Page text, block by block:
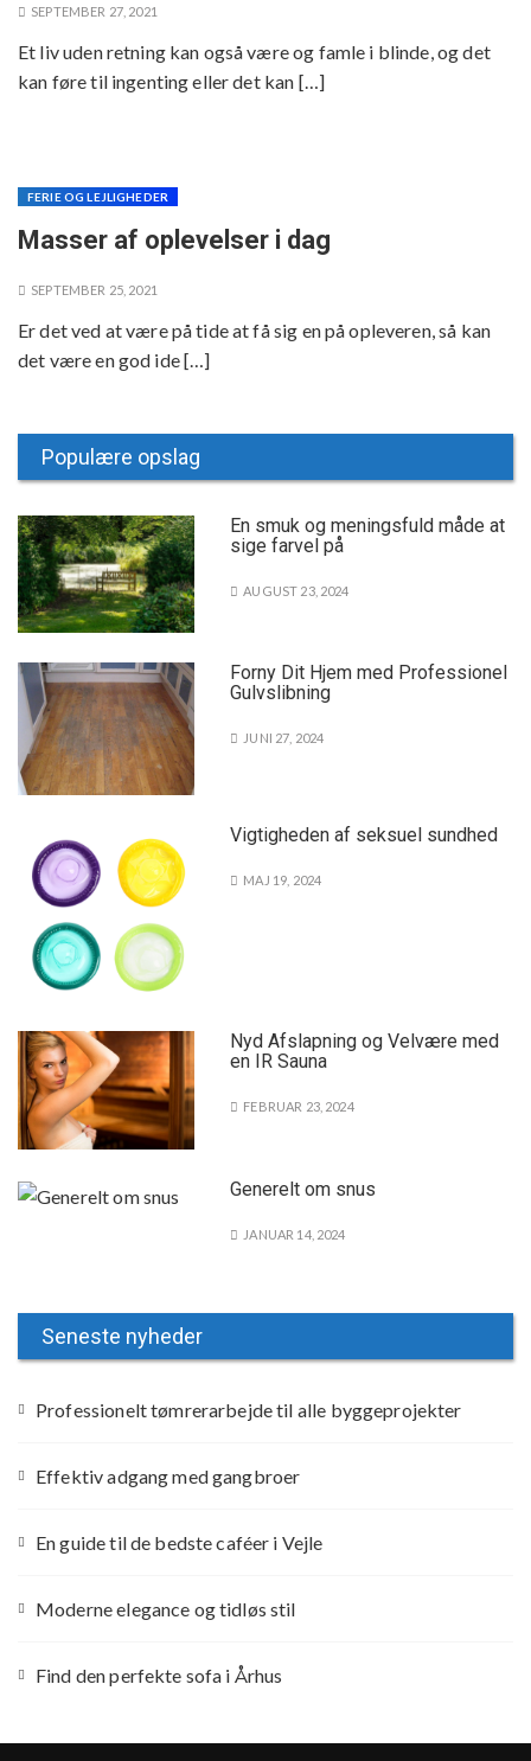
SEPTEMBER 27, 2021
Et liv uden retning kan også være og famle i blinde, og det
kan føre til ingenting eller det kan […]
FERIE OG LEJLIGHEDER
Masser af oplevelser i dag
SEPTEMBER 25, 2021
Er det ved at være på tide at få sig en på opleveren, så kan
det være en god ide […]
Populære opslag
En smuk og meningsfuld måde at
sige farvel på
AUGUST 23, 2024
Forny Dit Hjem med Professionel
Gulvslibning
JUNI 27, 2024
Vigtigheden af seksuel sundhed
MAJ 19, 2024
Nyd Afslapning og Velvære med
en IR Sauna
FEBRUAR 23, 2024
Generelt om snus
JANUAR 14, 2024
Seneste nyheder
Professionelt tømrerarbejde til alle byggeprojekter
Effektiv adgang med gangbroer
En guide til de bedste caféer i Vejle
Moderne elegance og tidløs stil
Find den perfekte sofa i Århus